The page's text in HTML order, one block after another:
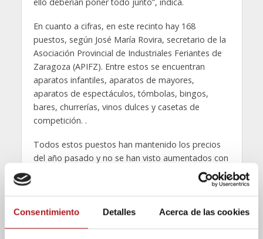
Consentimiento Detalles Acerca de las cookies
En cuanto a cifras, en este recinto hay 168
puestos, según José María Rovira, secretario de la
Asociación Provincial de Industriales Feriantes de
Zaragoza (APIFZ). Entre estos se encuentran
aparatos infantiles, aparatos de mayores,
aparatos de espectáculos, tómbolas, bingos,
bares, churrerías, vinos dulces y casetas de
competición. .
Todos estos puestos han mantenido los precios
del año pasado y no se han visto aumentados con
la subida del IVA. Los precios se fijan entre el
Ayuntamiento y Orfeinte. Aunque el mantenimiento
del precio no será fácil para la empresa ya que
este año se pagan 8.000 euros más al